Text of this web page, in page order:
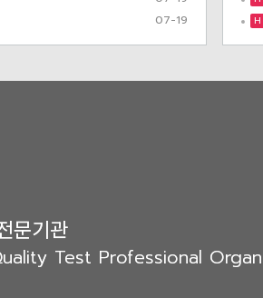
07-19 H
문기관
Test Professional
문기관
Test Professional